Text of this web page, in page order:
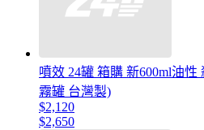
噴效 24罐 箱購 新600ml油
霧罐 台灣製)
$2,120
$2,650